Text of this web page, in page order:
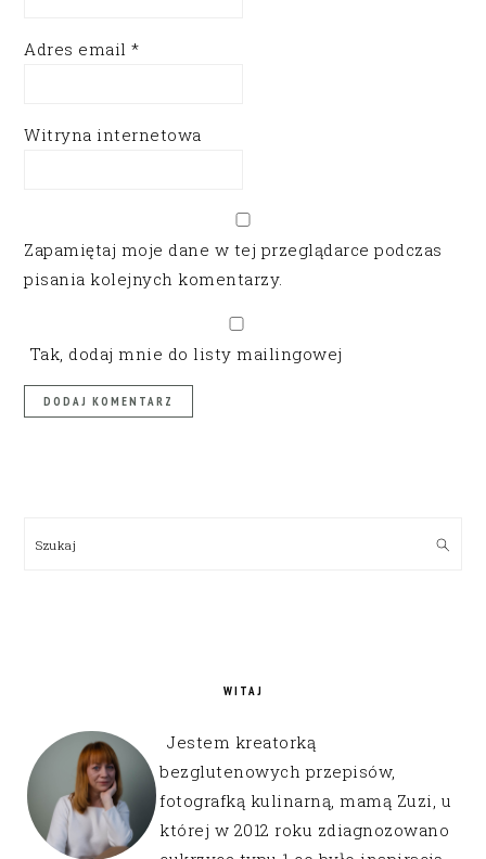
Adres email*
Witryna internetowa
Zapamiętaj moje dane w tej przeglądarce podczas
pisania kolejnych komentarzy.
Tak, dodaj mnie do listy mailingowej
Szukaj
WITAJ
Jestem kreatorką
bezglutenowych przepisów,
fotografką kulinarną, mamą Zuzi, u
której w 2012 roku zdiagnozowano